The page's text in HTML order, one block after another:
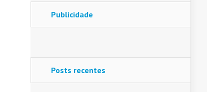
Publicidade
Posts recentes